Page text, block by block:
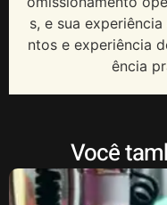
s, e sua
ntos e experiência
ência
Você